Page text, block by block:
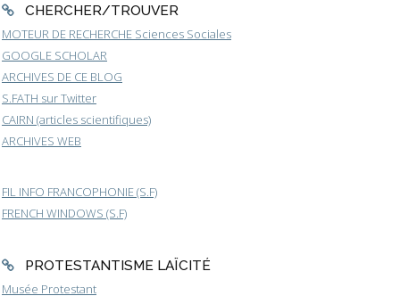
CHERCHER/TROUVER
MOTEUR DE RECHERCHE Sciences Sociales
GOOGLE SCHOLAR
ARCHIVES DE CE BLOG
S.FATH sur Twitter
CAIRN (articles scientifiques)
ARCHIVES WEB
FIL INFO FRANCOPHONIE (S.F)
FRENCH WINDOWS (S.F)
PROTESTANTISME LAÏCITÉ
Musée Protestant